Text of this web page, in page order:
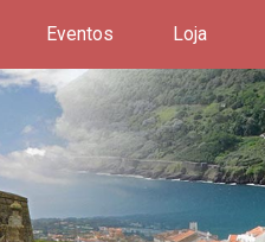
Eventos Loja